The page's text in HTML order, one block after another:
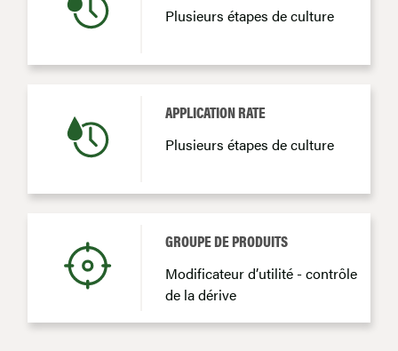
Plusieurs étapes de culture
APPLICATION RATE
Plusieurs étapes de culture
GROUPE DE PRODUITS
Modificateur d’utilité - contrôle
de la dérive